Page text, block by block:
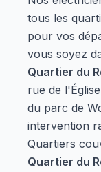
tous les
pour vos
vous soyez
Quartier du
rue de
du parc de
intervention
Quartiers
Quartier du